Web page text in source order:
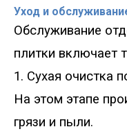
Уход и
Обслуживание
плитки включает
1. Сухая очистка
На этом этапе
грязи и пыли.